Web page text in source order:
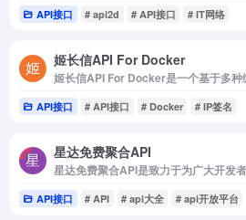
API接口 # api2d # API接口 # IT网络
姬长信API For Docker
API接口 # API接口 # Docker # IP签名
星达免费聚合API
API接口 # API # api大全 # api开放平台